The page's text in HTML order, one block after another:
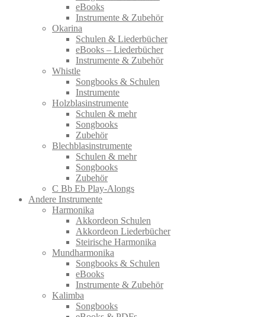
eBooks
Instrumente & Zubehör
Okarina
Schulen & Liederbücher
eBooks – Liederbücher
Instrumente & Zubehör
Whistle
Songbooks & Schulen
Instrumente
Holzblasinstrumente
Schulen & mehr
Songbooks
Zubehör
Blechblasinstrumente
Schulen & mehr
Songbooks
Zubehör
C Bb Eb Play-Alongs
Andere Instrumente
Harmonika
Akkordeon Schulen
Akkordeon Liederbücher
Steirische Harmonika
Mundharmonika
Songbooks & Schulen
eBooks
Instrumente & Zubehör
Kalimba
Songbooks